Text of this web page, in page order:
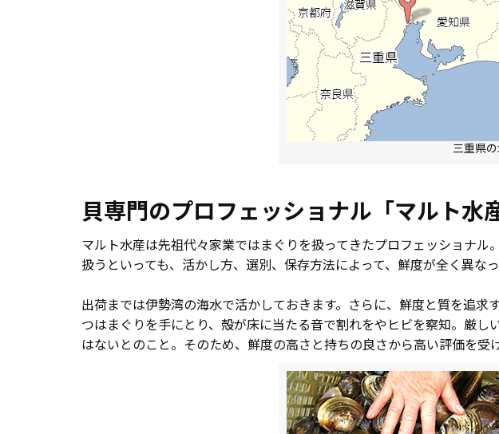
三重県
貝専門のプロフェッショナル「マルト水産
マルト水産は先祖代々家業ではまぐりを扱ってきたプロフェッショナ
扱うといっても、活かし方、選別、保存方法によって、鮮度が全く異なっ
出荷までは伊勢湾の海水で活かしておきます。さらに、鮮度と質を追
つはまぐりを手にとり、殻が床に当たる音で割れをやヒビを察知。厳
はないとのこと。そのため、鮮度の高さと持ちの良さから高い評価を受け